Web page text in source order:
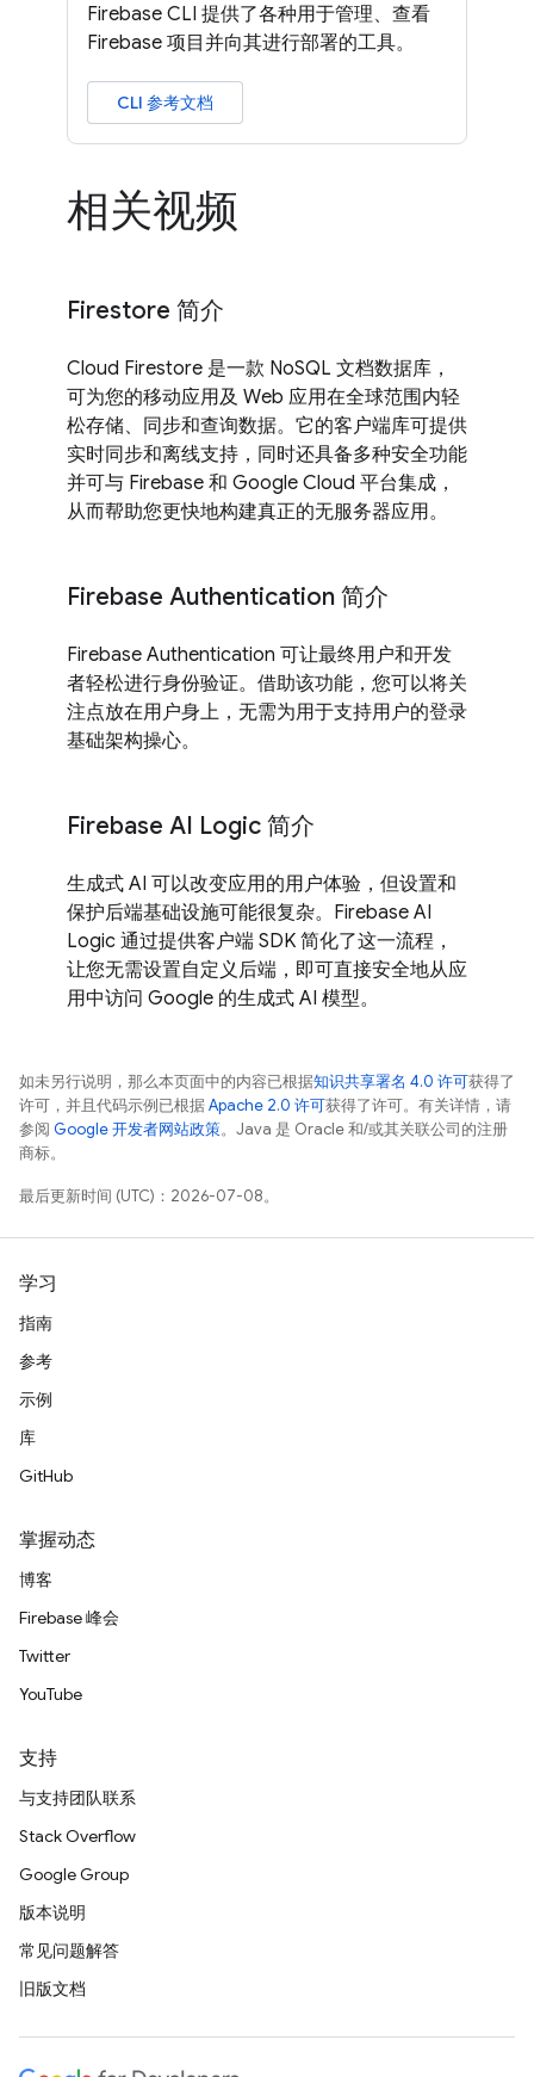
Firebase CLI 提供了各种用于管理、查看
Firebase 项目并向其进行部署的工具。
CLI 参考文档
相关视频
Firestore 简介
Cloud Firestore 是一款 NoSQL 文档数据库，
可为您的移动应用及 Web 应用在全球范围内轻
松存储、同步和查询数据。它的客户端库可提供
实时同步和离线支持，同时还具备多种安全功能
并可与 Firebase 和 Google Cloud 平台集成，
从而帮助您更快地构建真正的无服务器应用。
Firebase Authentication 简介
Firebase Authentication 可让最终用户和开发
者轻松进行身份验证。借助该功能，您可以将关
注点放在用户身上，无需为用于支持用户的登录
基础架构操心。
Firebase AI Logic 简介
生成式 AI 可以改变应用的用户体验，但设置和
保护后端基础设施可能很复杂。Firebase AI
Logic 通过提供客户端 SDK 简化了这一流程，
让您无需设置自定义后端，即可直接安全地从应
用中访问 Google 的生成式 AI 模型。
如未另行说明，那么本页面中的内容已根据知识共享署名 4.0 许可获得了
许可，并且代码示例已根据Apache 2.0 许可获得了许可。有关详情，请
参阅 Google 开发者网站政策。Java 是 Oracle 和/或其关联公司的注册
商标。
最后更新时间 (UTC)：2026-07-08。
学习
指南
参考
示例
库
GitHub
掌握动态
博客
Firebase 峰会
Twitter
YouTube
支持
与支持团队联系
Stack Overflow
Google Group
版本说明
常见问题解答
旧版文档